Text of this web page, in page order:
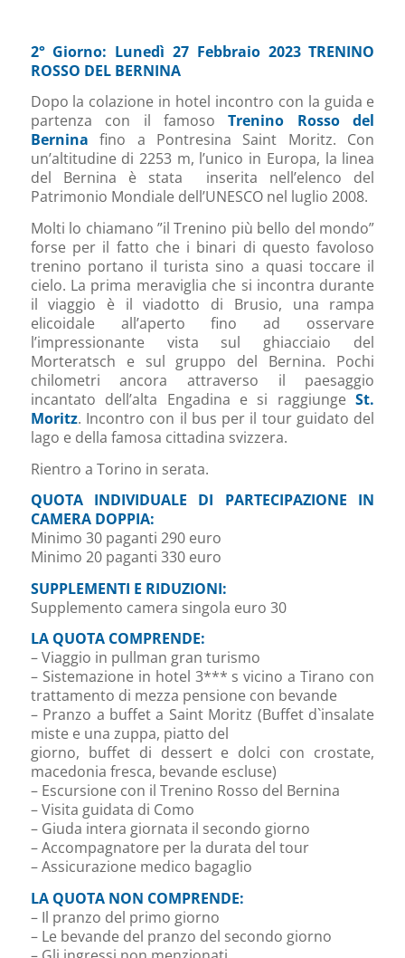
2° Giorno: Lunedì 27 Febbraio 2023 TRENINO
ROSSO DEL BERNINA
Dopo la colazione in hotel incontro con la guida e
partenza con il famosoTrenino Rosso del
Bernina fino a Pontresina Saint Moritz. Con
un’altitudine di 2253 m, l’unico in Europa, la linea
del Bernina è stata inserita nell’elenco del
Patrimonio Mondiale dell’UNESCO nel luglio 2008.
Molti lo chiamano ”il Trenino più bello del mondo”
forse per il fatto che i binari di questo favoloso
trenino portano il turista sino a quasi toccare il
cielo. La prima meraviglia che si incontra durante
il viaggio è il viadotto di Brusio, una rampa
elicoidale all’aperto fino ad osservare
l’impressionante vista sul ghiacciaio del
Morteratsch e sul gruppo del Bernina. Pochi
chilometri ancora attraverso il paesaggio
incantato dell’alta Engadina e si raggiungeSt.
Moritz. Incontro con il bus per il tour guidato del
lago e della famosa cittadina svizzera.
Rientro a Torino in serata.
QUOTA INDIVIDUALE DI PARTECIPAZIONE IN
CAMERA DOPPIA:
Minimo 30 paganti 290 euro
Minimo 20 paganti 330 euro
SUPPLEMENTI E RIDUZIONI:
Supplemento camera singola euro 30
LA QUOTA COMPRENDE:
– Viaggio in pullman gran turismo
– Sistemazione in hotel 3*** s vicino a Tirano con
trattamento di mezza pensione con bevande
– Pranzo a buffet a Saint Moritz (Buffet d`insalate
miste e una zuppa, piatto del
giorno, buffet di dessert e dolci con crostate,
macedonia fresca, bevande escluse)
– Escursione con il Trenino Rosso del Bernina
– Visita guidata di Como
– Giuda intera giornata il secondo giorno
– Accompagnatore per la durata del tour
– Assicurazione medico bagaglio
LA QUOTA NON COMPRENDE:
– Il pranzo del primo giorno
– Le bevande del pranzo del secondo giorno